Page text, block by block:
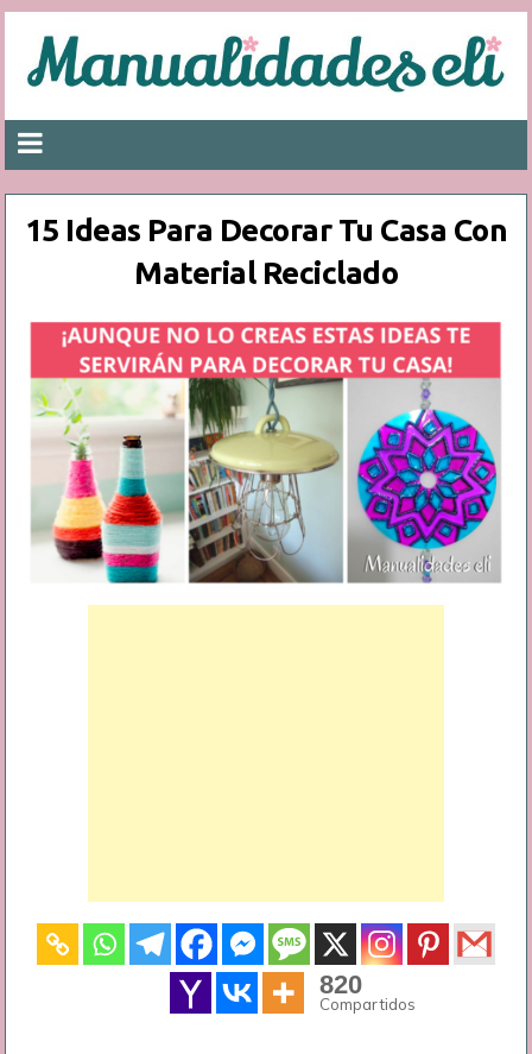
15 Ideas Para Decorar Tu Casa Con
Material Reciclado
820
Compartidos